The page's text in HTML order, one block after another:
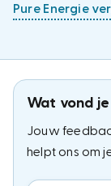
Pure Energie
Wat vond
Jouw
helpt ons om